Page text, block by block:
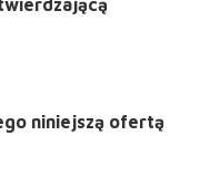
niniejszą ofertą